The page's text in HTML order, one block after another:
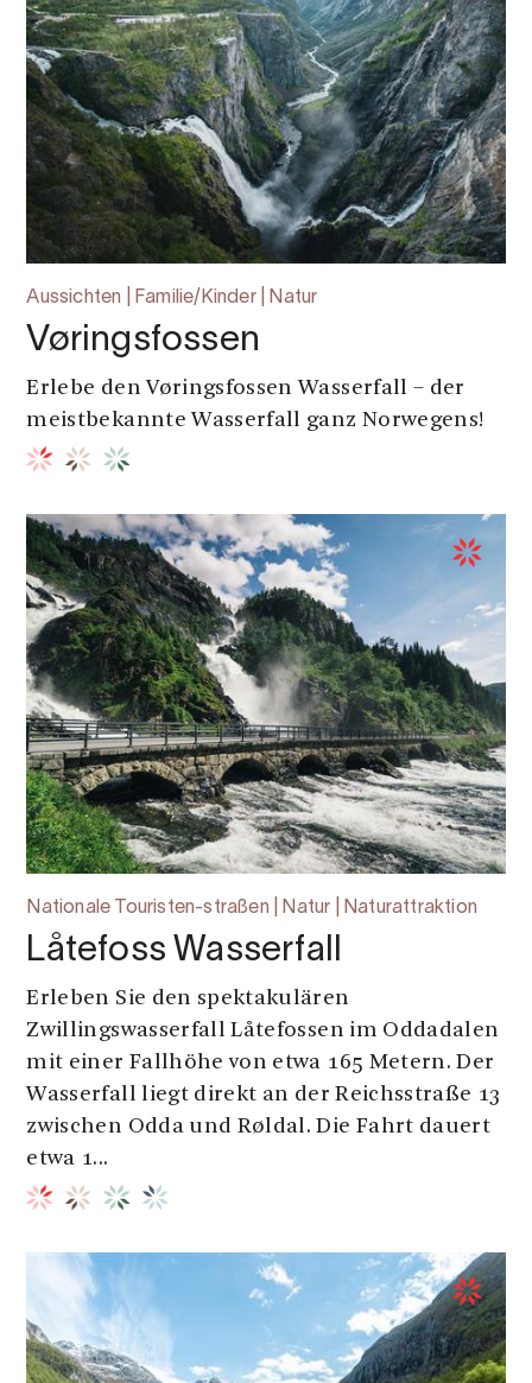
Aussichten | Familie/Kinder | Natur
Vøringsfossen
Erlebe den Vøringsfossen Wasserfall – der
meistbekannte Wasserfall ganz Norwegens!
Nationale Touristen-straßen | Natur | Naturattraktion
Låtefoss Wasserfall
Erleben Sie den spektakulären
Zwillingswasserfall Låtefossen im Oddadalen
mit einer Fallhöhe von etwa 165 Metern. Der
Wasserfall liegt direkt an der Reichsstraße 13
zwischen Odda und Røldal. Die Fahrt dauert
etwa 1...